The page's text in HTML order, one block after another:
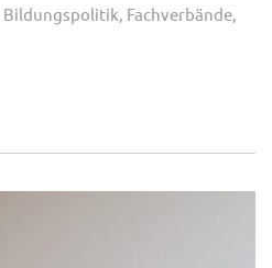
Bildungspolitik, Fachverbände,